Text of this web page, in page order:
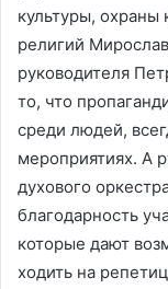
культуры, охраны
религий
руководителя
то, что
среди людей,
мероприятиях. А
духового
благодарность
которые дают
ходить на